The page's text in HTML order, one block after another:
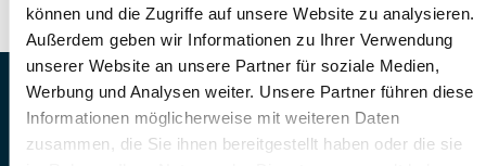
können und die Zugriffe auf unsere Website zu analysieren.
Außerdem geben wir Informationen zu Ihrer Verwendung
unserer Website an unsere Partner für soziale Medien,
Werbung und Analysen weiter. Unsere Partner führen diese
Informationen möglicherweise mit weiteren Daten
zusammen, die Sie ihnen bereitgestellt haben oder die sie
MS Sports AG • Sonnenrain 3b • CH-6221
Rickenbach
Telefon: +41 41 260 33 67 • E-